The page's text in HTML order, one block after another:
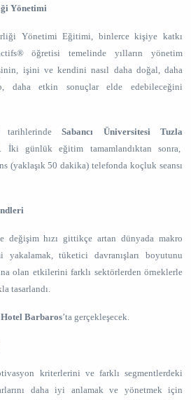
Yönetimi
Yönetimi Eğitimi, binlerce kişiye katkı
öğretisi temelinde yılların yönetim
işini ve kendini nasıl daha doğal, daha
daha etkin sonuçlar elde edebileceğini
tarihlerindeSabancı Üniversitesi Tuzla
İki günlük eğitim tamamlandıktan sonra,
(yaklaşık 50 dakika) telefonda koçluk seansı
değişim hızı gittikçe artan dünyada makro
yakalamak, tüketici davranışları boyutunu
olan etkilerini farklı sektörlerden örneklerle
tasarlandı.
Barbaros’ta gerçekleşecek.
kriterlerini ve farklı segmentlerdeki
daha iyi anlamak ve yönetmek için